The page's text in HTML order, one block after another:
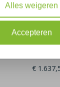
€ 4.050
€
Alles weigeren
Accepteren